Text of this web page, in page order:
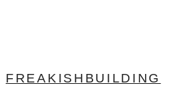
FREAKISHBUILDING